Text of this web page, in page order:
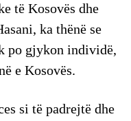
të Kosovës dhe
ka thënë se
po gjykon individë,
e Kosovës.
si të padrejtë dhe